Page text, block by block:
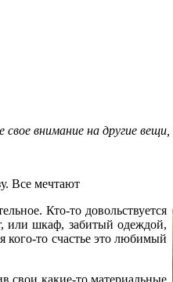
внимание на другие вещи,
Все мечтают
Кто-то довольствуется
или шкаф, забитый одеждой,
кого-то счастье это любимый
свои какие-то материальные